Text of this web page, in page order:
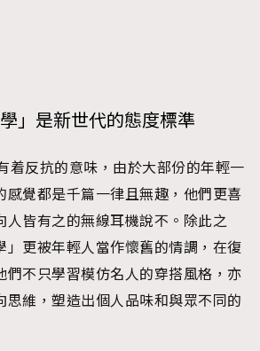
」是新世代的態度標準
着反抗的意味，由於大部份的年輕一
感覺都是千篇一律且無趣，他們更喜
人皆有之的無線耳機說不。除此之
」更被年輕人當作懷舊的情調，在復
們不只學習模仿名人的穿搭風格，亦
思維，塑造出個人品味和與眾不同的